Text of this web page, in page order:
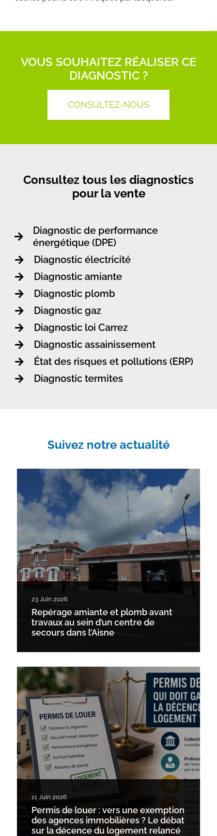
VOUS SOUHAITEZ RÉALISER CE
DIAGNOSTIC ?​
CONSULTEZ-NOUS
Consultez tous les diagnostics
pour la vente
Diagnostic de performance
énergétique (DPE)
Diagnostic électricité
Diagnostic amiante
Diagnostic plomb
Diagnostic gaz
Diagnostic loi Carrez
Diagnostic assainissement
État des risques et pollutions (ERP)
Diagnostic termites
Suivez notre actualité
23 Juin 2026
Repérage amiante et plomb avant
travaux au sein d’un centre de
secours dans l’Aisne
11 Juin 2026
Permis de louer : vers une exemption
des agences immobilières ? Le débat
sur la décence du logement relancé